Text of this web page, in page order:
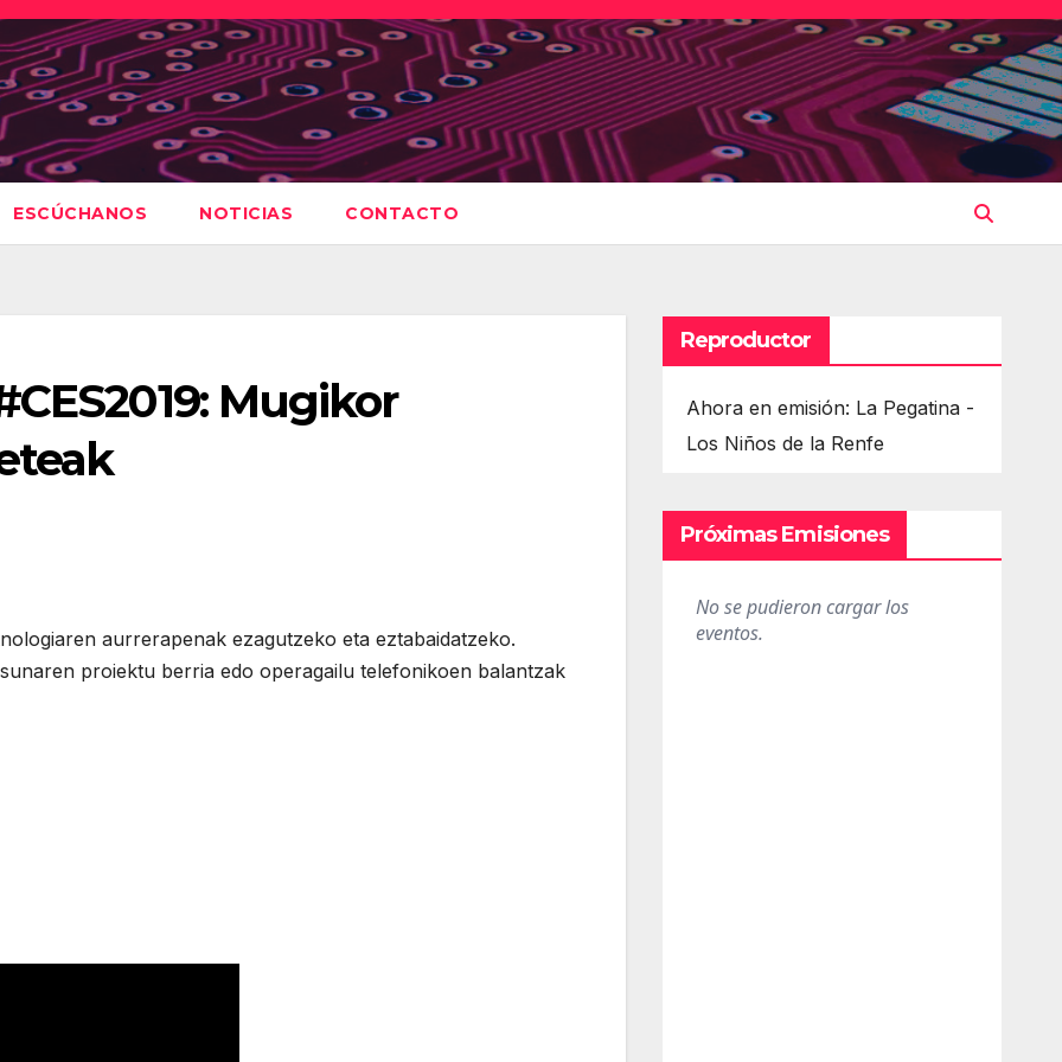
ESCÚCHANOS NOTICIAS CONTACTO
Mugikor
aurrerapenak ezagutzeko eta eztabaidatzeko.
proiektu berria edo operagailu telefonikoen balantzak
Reproductor
Ahora en emisión: La Pegatina -
Los Niños de la Renfe
Próximas Emisiones